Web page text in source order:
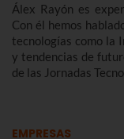
Álex Rayón es
Con él hemos
tecnologías como la
y tendencias de
de las Jornadas
EMPRESAS